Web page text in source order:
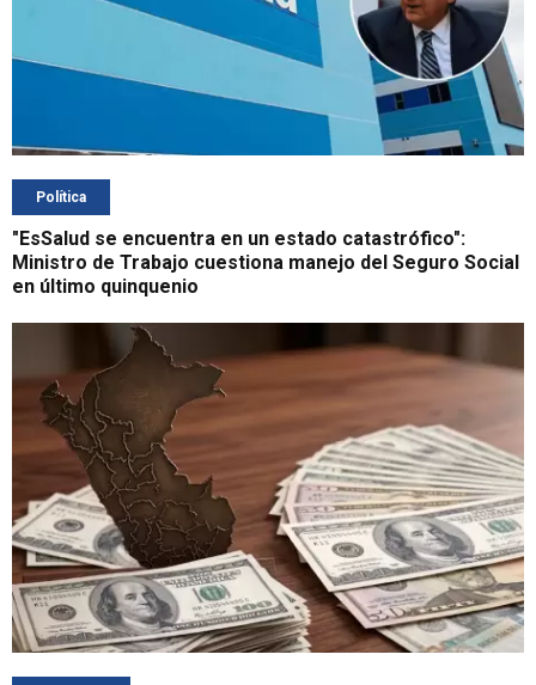
Política
"EsSalud se encuentra en un estado catastrófico":
Ministro de Trabajo cuestiona manejo del Seguro Social
en último quinquenio